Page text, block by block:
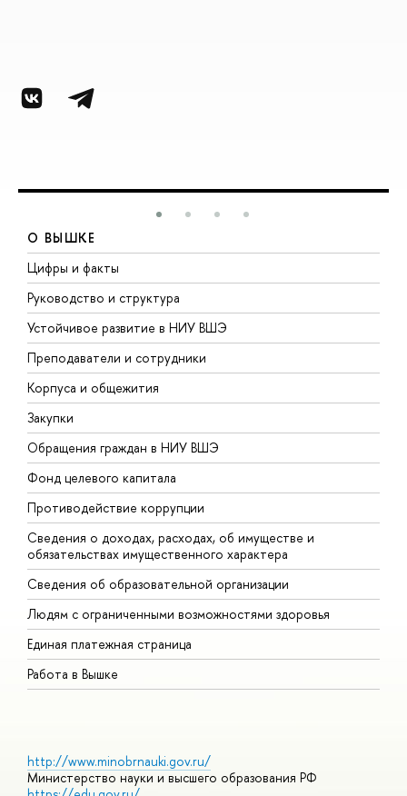
О ВЫШКЕ
Цифры и факты
Руководство и структура
Устойчивое развитие в НИУ ВШЭ
Преподаватели и сотрудники
Корпуса и общежития
Закупки
Обращения граждан в НИУ ВШЭ
Фонд целевого капитала
Противодействие коррупции
Сведения о доходах, расходах, об имуществе и
обязательствах имущественного характера
Сведения об образовательной организации
Людям с ограниченными возможностями здоровья
Единая платежная страница
Работа в Вышке
http://www.minobrnauki.gov.ru/
Министерство науки и высшего образования РФ